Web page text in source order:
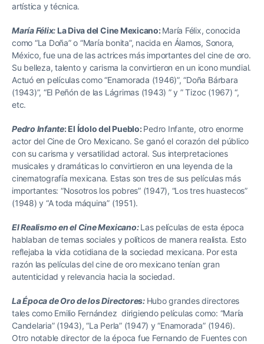
artística y técnica.
María Félix: La Diva del Cine Mexicano:María Félix, conocida
como “La Doña” o “María bonita”, nacida en Álamos, Sonora,
México, fue una de las actrices más importantes del cine de oro.
Su belleza, talento y carisma la convirtieron en un icono mundial.
Actuó en películas como “Enamorada (1946)”, “Doña Bárbara
(1943)”, “El Peñón de las Lágrimas (1943) ” y ” Tizoc (1967) “,
etc.
Pedro Infante: El Ídolo del Pueblo:Pedro Infante, otro enorme
actor del Cine de Oro Mexicano. Se ganó el corazón del público
con su carisma y versatilidad actoral. Sus interpretaciones
musicales y dramáticas lo convirtieron en una leyenda de la
cinematografía mexicana. Estas son tres de sus películas más
importantes: “Nosotros los pobres” (1947), “Los tres huastecos”
(1948) y “A toda máquina” (1951).
El Realismo en el Cine Mexicano:Las películas de esta época
hablaban de temas sociales y políticos de manera realista. Esto
reflejaba la vida cotidiana de la sociedad mexicana. Por esta
razón las películas del cine de oro mexicano tenían gran
autenticidad y relevancia hacia la sociedad.
La Época de Oro de los Directores: Hubo grandes directores
tales como Emilio Fernández dirigiendo películas como: “María
Candelaria” (1943), “La Perla” (1947) y “Enamorada” (1946).
Otro notable director de la época fue Fernando de Fuentes con